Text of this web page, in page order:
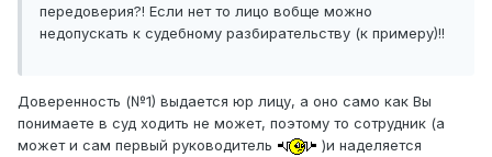
передоверия?! Если нет то лицо вобще можно
недопускать к судебному разбирательству (к примеру)!!
Доверенность (№1) выдается юр лицу, а оно само как Вы
понимаете в суд ходить не может, поэтому то сотрудник (а
может и сам первый руководитель
)и наделяется